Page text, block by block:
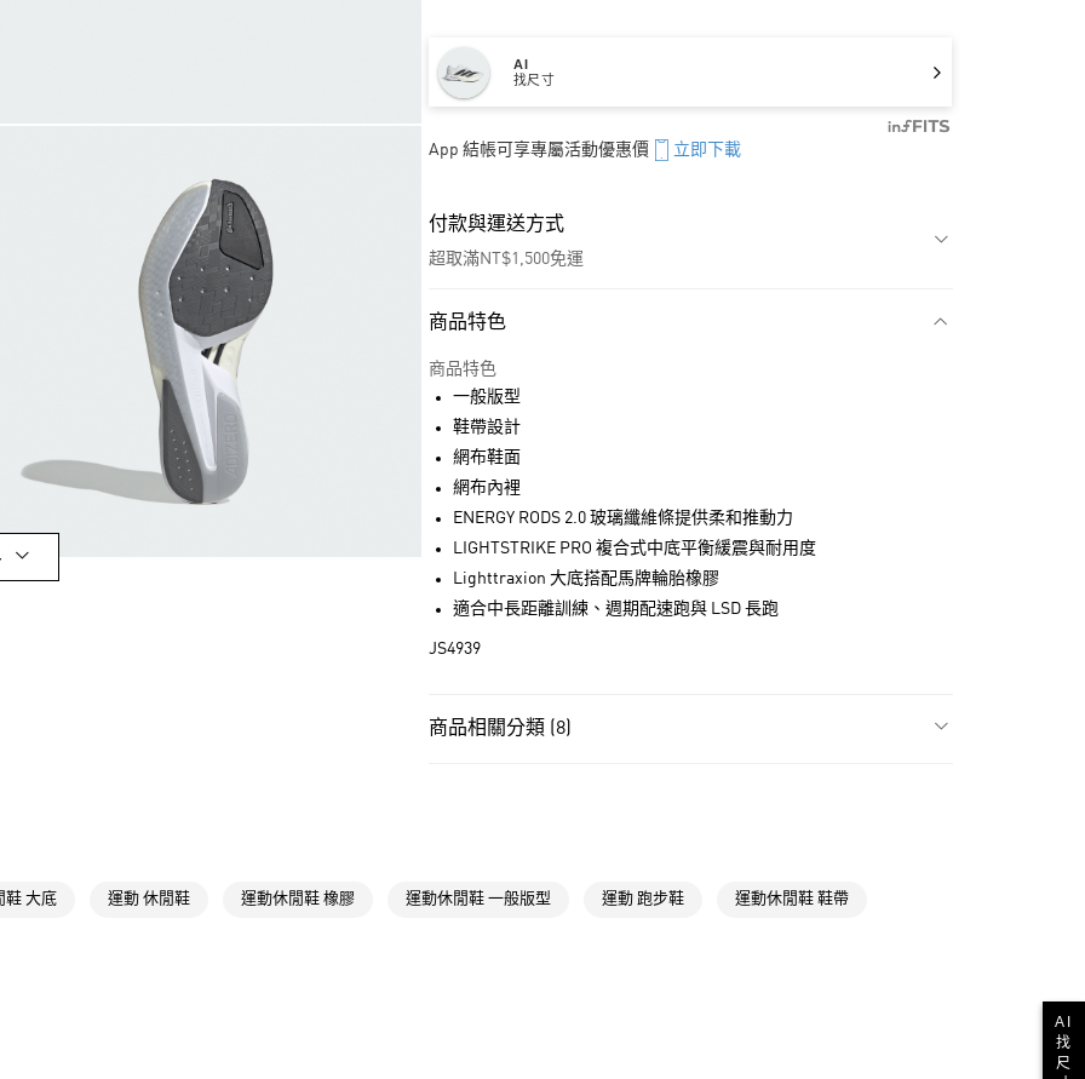
AI
找尺寸
App 結帳可享專屬活動優惠價 立即下載
付款與運送方式
超取滿NT$1,500免運
付款方式
信用卡一次付款
LINE Pay
運送方式
每筆NT$80，滿NT$1,500(含以上)免運費
每筆NT$80，滿NT$1,500(含以上)免運費
每筆NT$80，滿NT$1,500(含以上)免運費
商品特色
商品特色
一般版型
鞋帶設計
網布鞋面
網布內裡
ENERGY RODS 2.0 玻璃纖維條提供柔和推動力
LIGHTSTRIKE PRO 複合式中底平衡緩震與耐用度
Lighttraxion 大底搭配馬牌輪胎橡膠
適合中長距離訓練、週期配速跑與 LSD 長跑
JS4939
商品相關分類 (8)
運動 跑步 跑步鞋類
鞋 大底 運動 休閒鞋 運動休閒鞋 橡膠 運動休閒鞋 一般版型 運動 跑步鞋 運動休閒鞋 鞋帶
AI
找
尺